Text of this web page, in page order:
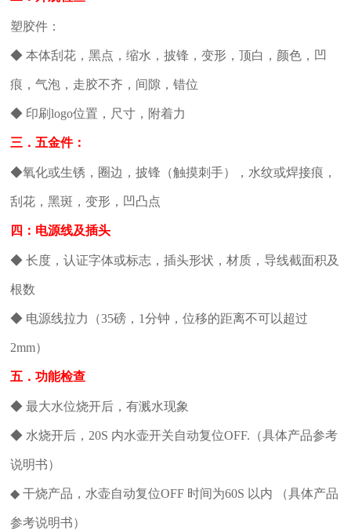
塑胶件：
◆ 本体刮花，黑点，缩水，披锋，变形，顶白，颜色，凹
痕，气泡，走胶不齐，间隙，错位
◆ 印刷logo位置，尺寸，附着力
三．五金件：
◆氧化或生锈，圈边，披锋（触摸刺手），水纹或焊接痕，
刮花，黑斑，变形，凹凸点
四：电源线及插头
◆ 长度，认证字体或标志，插头形状，材质，导线截面积及
根数
◆ 电源线拉力（35磅，1分钟，位移的距离不可以超过
2mm）
五．功能检查
◆ 最大水位烧开后，有溅水现象
◆ 水烧开后，20S 内水壶开关自动复位OFF.（具体产品参考
说明书）
◆ 干烧产品，水壶自动复位OFF 时间为60S 以内 （具体产品
参考说明书）